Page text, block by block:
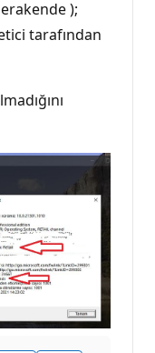
);
tarafından